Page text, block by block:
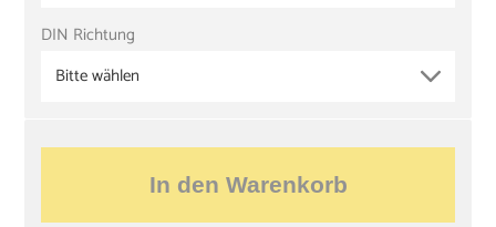
DIN Richtung
Bitte wählen
In den Warenkorb